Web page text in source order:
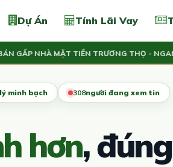
Dự Án Tính Lãi Vay
NHÀ MẶT TIỀN TRƯƠNG THỌ - NGANG
minh bạch 308người đang xem tin
hơn,